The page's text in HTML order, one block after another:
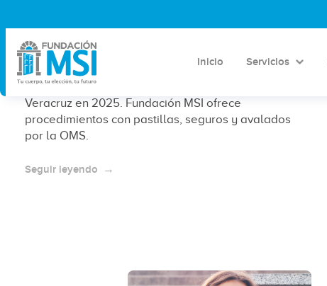
Inicio Servicios
¿Cuánto cuesta un aborto en
Veracruz en 2025?
Conoce los costos y opciones de aborto legal en
Veracruz en 2025. Fundación MSI ofrece
procedimientos con pastillas, seguros y avalados
por la OMS.
Seguir leyendo